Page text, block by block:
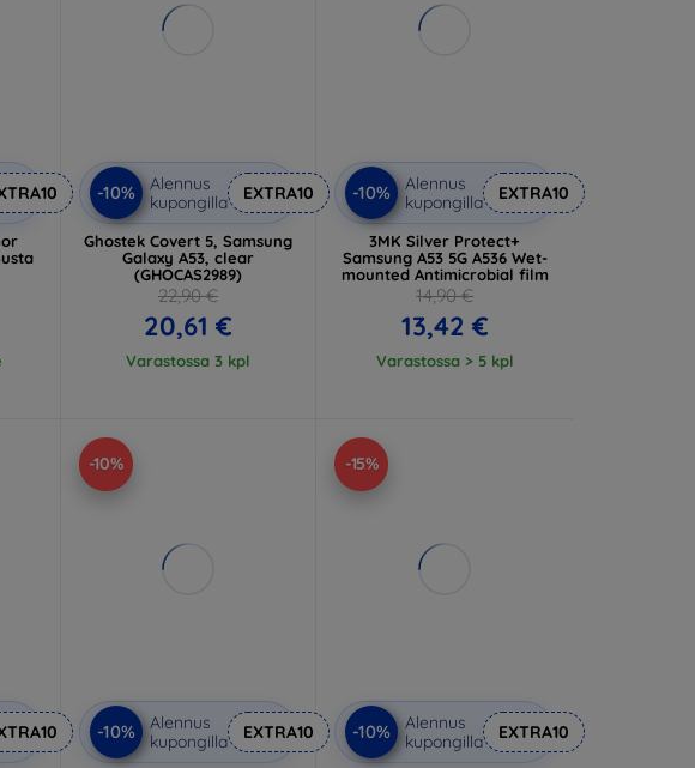
-10%
Alennus
kupongilla
EXTRA10
Ghostek Covert 5, Samsung
Galaxy A53, clear
(GHOCAS2989)
22,90 €
20,61 €
Varastossa 3 kpl
-10%
Alennus
kupongilla
EXTRA10
3MK Silver Protect+
Samsung A53 5G A536 Wet-
mounted Antimicrobial film
14,90 €
13,42 €
Varastossa > 5 kpl
-10%
-10%
Alennus
kupongilla
EXTRA10
-15%
-10%
Alennus
kupongilla
EXTRA10